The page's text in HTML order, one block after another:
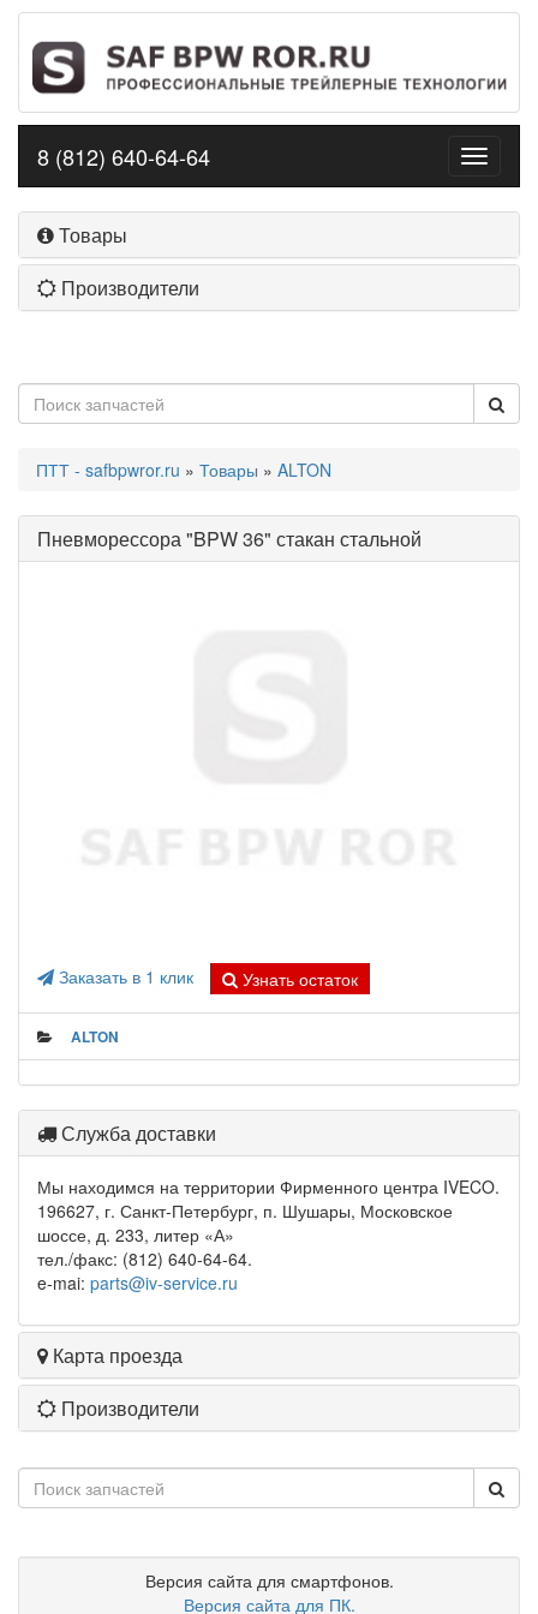
Toggle
8 (812) 640-64-64
Товары
Производители
ПТТ - safbpwror.ru » Товары » ALTON
Пневморессора "BPW 36" стакан стальной
Заказать в 1 клик Узнать остаток
ALTON
Служба доставки
Мы находимся на территории Фирменного центра IVECO.
196627, г. Санкт-Петербург, п. Шушары, Московское
шоссе, д. 233, литер «А»
тел./факс: (812) 640-64-64.
e-mai: parts@iv-service.ru
Карта проезда
Производители
Версия сайта для смартфонов.
Версия сайта для ПК.